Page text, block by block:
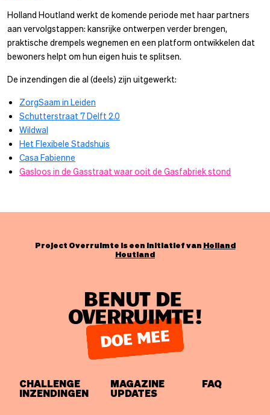
Holland Houtland werkt de komende periode met haar partners
aan vervolgstappen: kansrijke ontwerpen verder brengen,
praktische drempels wegnemen en een platform ontwikkelen dat
bewoners helpt om hun eigen huis te splitsen.
De inzendingen die al (deels) zijn uitgewerkt:
ZorgSaam in Leiden
Schutterstraat 7 Delft 2.0
Wildwal
Het Flexibele Stadshuis
Casa Fabienne
Gasloos in de Gasstraat waar ooit de Gasfabriek stond
Project Overruimte is een initiatief van Holland
Houtland
CHALLENGE
INZENDINGEN
MAGAZINE
UPDATES
FAQ